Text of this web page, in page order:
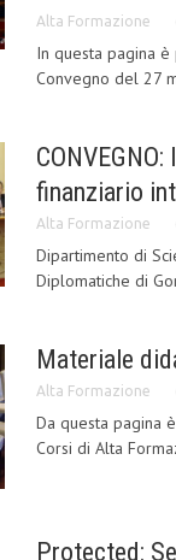
Alta Formazione
In questa pagina
Convegno del 27
finanziario
Alta Formazione
Dipartimento di
Diplomatiche di
Materiale
Alta Formazione
Da questa pagina
Corsi di Alta
Protected: